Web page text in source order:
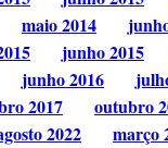
maio 2014
junho 2015
junho 2016
2017 outubro
2022 março